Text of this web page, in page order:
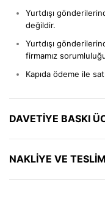
Yurtdışı
değildir.
Yurtdışı
firmamız
Kapıda ödeme ile
DAVETIYE BASKI
NAKLIYE VE